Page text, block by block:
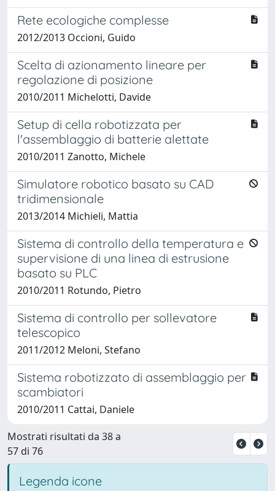
Rete ecologiche complesse
2012/2013 Occioni, Guido
Scelta di azionamento lineare per
regolazione di posizione
2010/2011 Michelotti, Davide
Setup di cella robotizzata per
l'assemblaggio di batterie alettate
2010/2011 Zanotto, Michele
Simulatore robotico basato su CAD
tridimensionale
2013/2014 Michieli, Mattia
Sistema di controllo della temperatura e
supervisione di una linea di estrusione
basato su PLC
2010/2011 Rotundo, Pietro
Sistema di controllo per sollevatore
telescopico
2011/2012 Meloni, Stefano
Sistema robotizzato di assemblaggio per
scambiatori
2010/2011 Cattai, Daniele
Mostrati risultati da 38 a
57 di 76
Legenda icone